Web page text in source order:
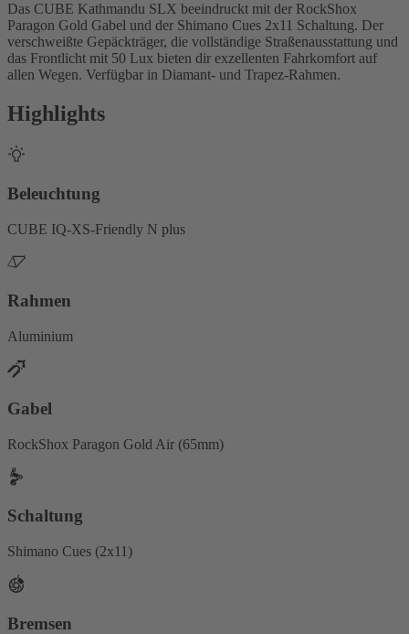
Das CUBE Kathmandu SLX beeindruckt mit der RockShox
Paragon Gold Gabel und der Shimano Cues 2x11 Schaltung. Der
verschweißte Gepäckträger, die vollständige Straßenausstattung und
das Frontlicht mit 50 Lux bieten dir exzellenten Fahrkomfort auf
allen Wegen. Verfügbar in Diamant- und Trapez-Rahmen.
Highlights
Beleuchtung
CUBE IQ-XS-Friendly N plus
Rahmen
Aluminium
Gabel
RockShox Paragon Gold Air (65mm)
Schaltung
Shimano Cues (2x11)
Bremsen